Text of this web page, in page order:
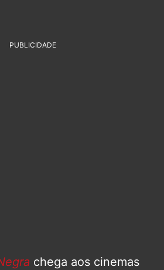
PUBLICIDADE
chega aos cinemas